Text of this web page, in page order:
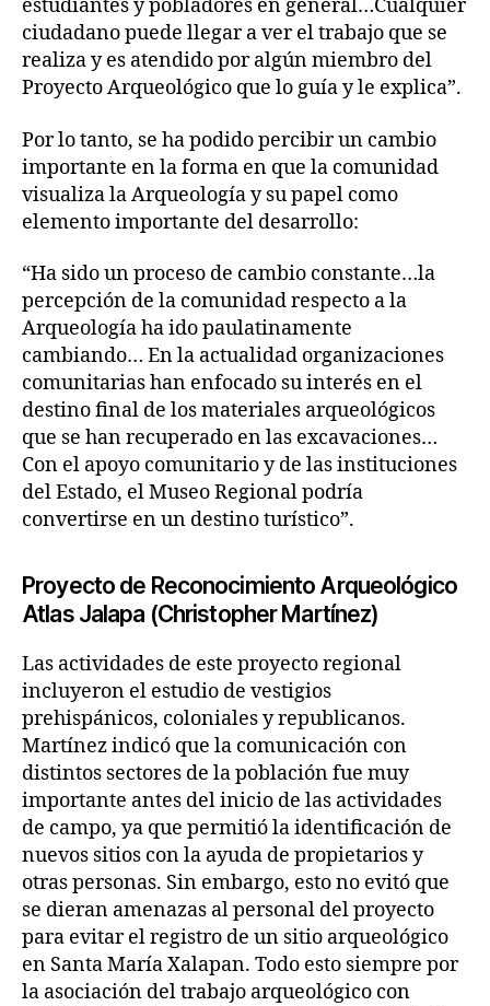
estudiantes y pobladores en general…Cualquier
ciudadano puede llegar a ver el trabajo que se
realiza y es atendido por algún miembro del
Proyecto Arqueológico que lo guía y le explica”.
Por lo tanto, se ha podido percibir un cambio
importante en la forma en que la comunidad
visualiza la Arqueología y su papel como
elemento importante del desarrollo:
“Ha sido un proceso de cambio constante…la
percepción de la comunidad respecto a la
Arqueología ha ido paulatinamente
cambiando… En la actualidad organizaciones
comunitarias han enfocado su interés en el
destino final de los materiales arqueológicos
que se han recuperado en las excavaciones…
Con el apoyo comunitario y de las instituciones
del Estado, el Museo Regional podría
convertirse en un destino turístico”.
Proyecto de Reconocimiento Arqueológico
Atlas Jalapa (Christopher Martínez)
Las actividades de este proyecto regional
incluyeron el estudio de vestigios
prehispánicos, coloniales y republicanos.
Martínez indicó que la comunicación con
distintos sectores de la población fue muy
importante antes del inicio de las actividades
de campo, ya que permitió la identificación de
nuevos sitios con la ayuda de propietarios y
otras personas. Sin embargo, esto no evitó que
se dieran amenazas al personal del proyecto
para evitar el registro de un sitio arqueológico
en Santa María Xalapan. Todo esto siempre por
la asociación del trabajo arqueológico con